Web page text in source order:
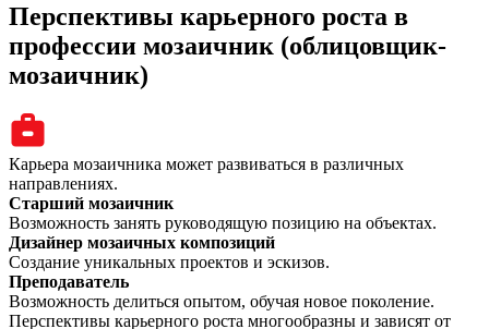
Перспективы карьерного роста в
профессии мозаичник (облицовщик-
мозаичник)
Карьера мозаичника может развиваться в различных
направлениях.
Старший мозаичник
Возможность занять руководящую позицию на объектах.
Дизайнер мозаичных композиций
Создание уникальных проектов и эскизов.
Преподаватель
Возможность делиться опытом, обучая новое поколение.
Перспективы карьерного роста многообразны и зависят от